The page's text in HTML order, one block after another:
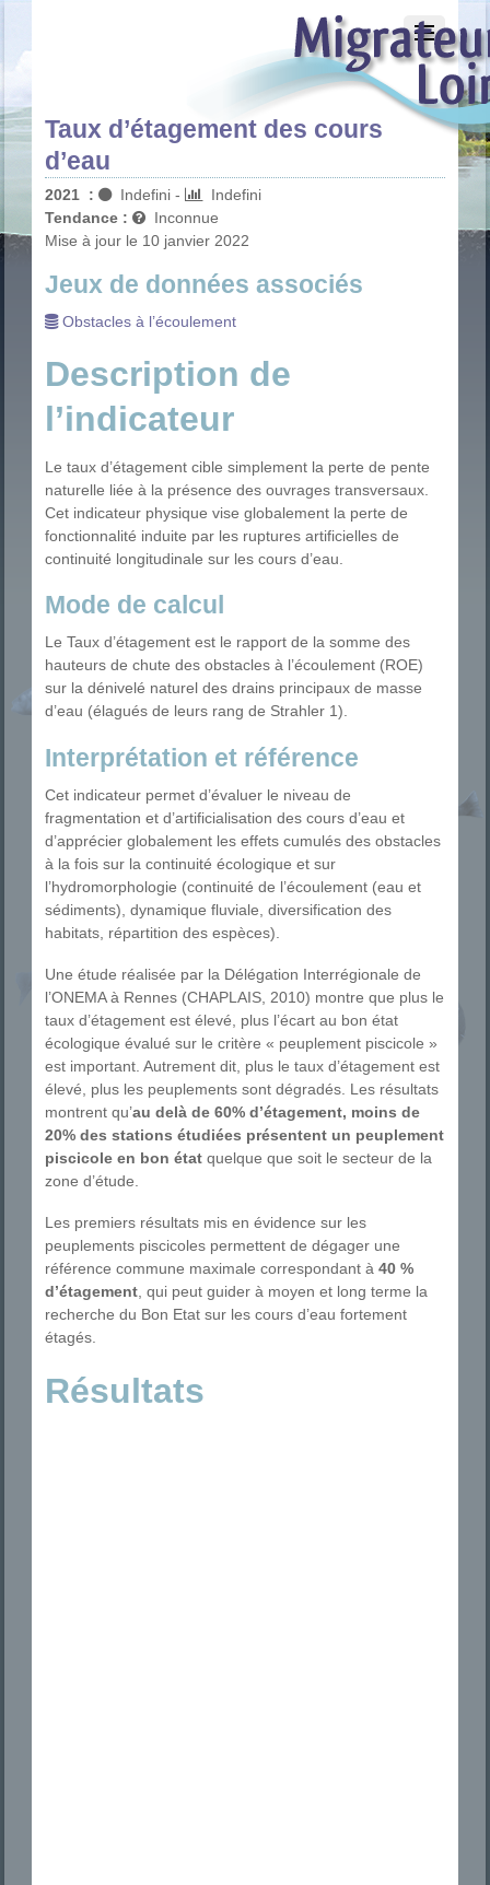
Taux d’étagement des cours
d’eau
2021 : Indefini -
Indefini
Tendance :
Inconnue
Mise à jour le 10 janvier 2022
Jeux de données associés
Obstacles à l’écoulement
Description de
l’indicateur
Le taux d’étagement cible simplement la perte de pente
naturelle liée à la présence des ouvrages transversaux.
Cet indicateur physique vise globalement la perte de
fonctionnalité induite par les ruptures artificielles de
continuité longitudinale sur les cours d’eau.
Mode de calcul
Le Taux d’étagement est le rapport de la somme des
hauteurs de chute des obstacles à l’écoulement (ROE)
sur la dénivelé naturel des drains principaux de masse
d’eau (élagués de leurs rang de Strahler 1).
Interprétation et référence
Cet indicateur permet d’évaluer le niveau de
fragmentation et d’artificialisation des cours d’eau et
d’apprécier globalement les effets cumulés des obstacles
à la fois sur la continuité écologique et sur
l’hydromorphologie (continuité de l’écoulement (eau et
sédiments), dynamique fluviale, diversification des
habitats, répartition des espèces).
Une étude réalisée par la Délégation Interrégionale de
l’ONEMA à Rennes (CHAPLAIS, 2010) montre que plus le
taux d’étagement est élevé, plus l’écart au bon état
écologique évalué sur le critère « peuplement piscicole »
est important. Autrement dit, plus le taux d’étagement est
élevé, plus les peuplements sont dégradés. Les résultats
montrent qu’au delà de 60% d’étagement, moins de
20% des stations étudiées présentent un peuplement
piscicole en bon état quelque que soit le secteur de la
zone d’étude.
Les premiers résultats mis en évidence sur les
peuplements piscicoles permettent de dégager une
référence commune maximale correspondant à40 %
d’étagement, qui peut guider à moyen et long terme la
recherche du Bon Etat sur les cours d’eau fortement
étagés.
Résultats